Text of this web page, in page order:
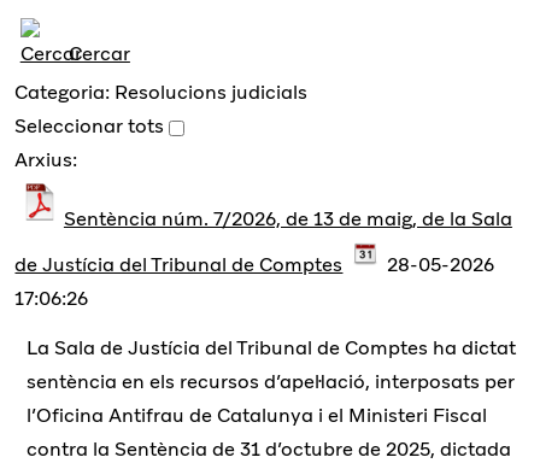
Cercar
Categoria: Resolucions judicials
Seleccionar tots
Arxius:
Sentència núm. 7/2026, de 13 de maig, de la Sala
de Justícia del Tribunal de Comptes
28-05-2026
17:06:26
La Sala de Justícia del Tribunal de Comptes ha dictat
sentència en els recursos d’apel·lació, interposats per
l’Oficina Antifrau de Catalunya i el Ministeri Fiscal
contra la Sentència de 31 d’octubre de 2025, dictada